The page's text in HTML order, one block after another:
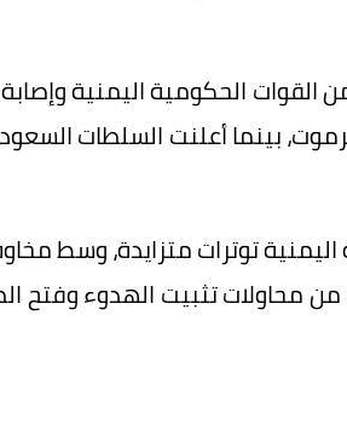
توترات متزايدة، وسط
محاولات تثبيت الهدوء وفتح